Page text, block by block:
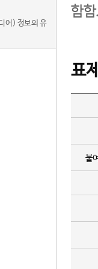
어) 정보의 유
함함.
표
붙